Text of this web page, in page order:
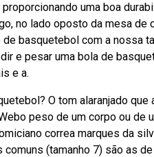
uma boa
no lado oposto da mesa de
basquetebol com a nossa
e pesar uma bola de
e a.
O tom alaranjado
peso de um corpo ou de
correa marques da
(tamanho 7) são as